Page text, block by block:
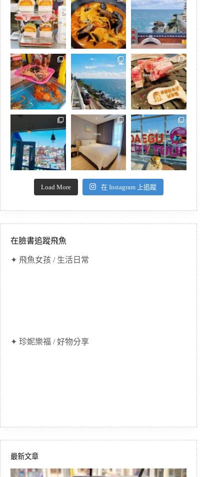
Load More 在 Instagram 上追蹤
在臉書追蹤飛魚
✦ 飛魚女孩 / 生活日常
✦ 珍妮樂福 / 好物分享
最新文章